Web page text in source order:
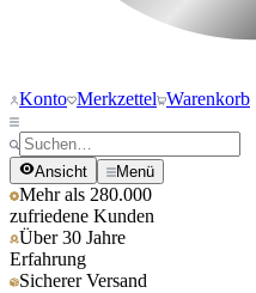
Konto Merkzettel Warenkorb
Ansicht Menü
Mehr als 280.000
zufriedene Kunden
Über 30 Jahre
Erfahrung
Sicherer Versand